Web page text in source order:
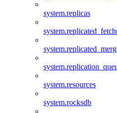
system.replicas
system.resources
system.rocksdb